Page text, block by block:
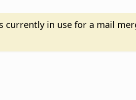
in use for a mail